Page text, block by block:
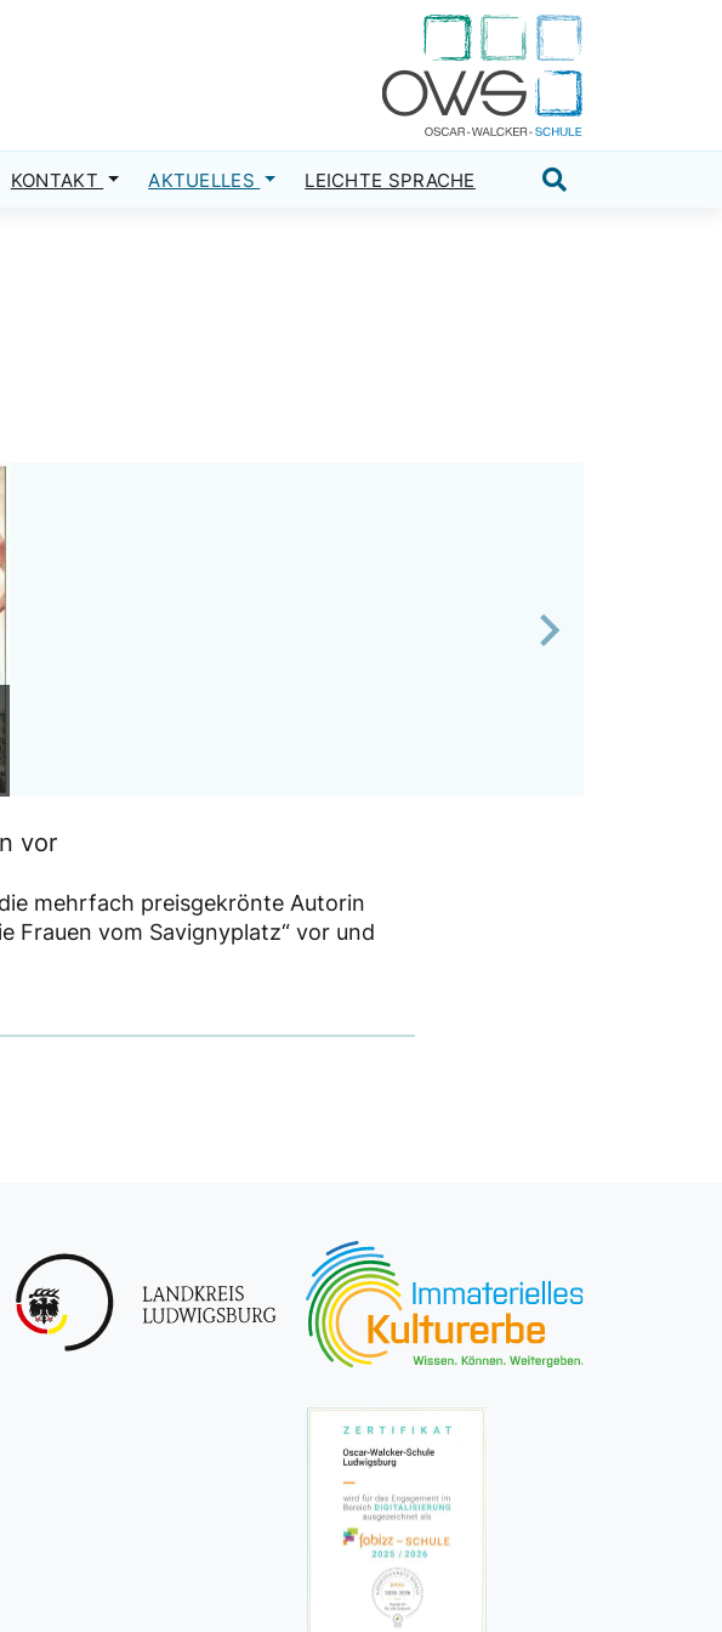
KONTAKT AKTUELLES LEICHTE SPRACHE
Next
vor
mehrfach preisgekrönte Autorin
Frauen vom Savignyplatz“ vor und